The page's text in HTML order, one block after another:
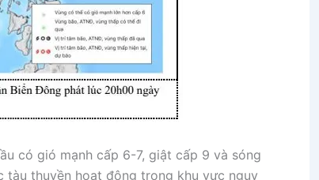
có gió mạnh cấp 6-7, giật cấp 9 và sóng
tàu thuyền hoạt động trong khu vực nguy